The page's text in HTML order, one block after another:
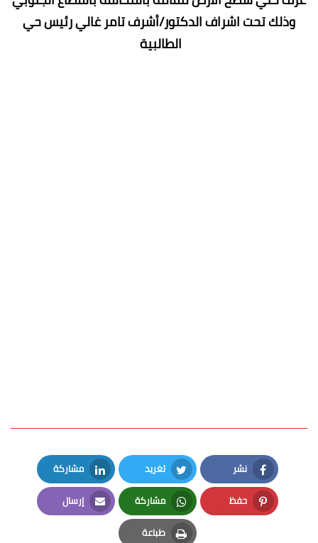
وذلك تحت اشراف الدكتور/أشرف تامر غالي رئيس حي
الطالبية
نشر
Facebook
تغريد
Twitter
مشاركة
LinkedIn
حفظ
Pinterest
مشاركة
Whatsapp
إرسال
Email
طباعة